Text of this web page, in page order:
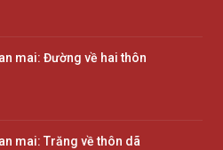
mai: Đường về hai thôn
mai: Trăng về thôn dã